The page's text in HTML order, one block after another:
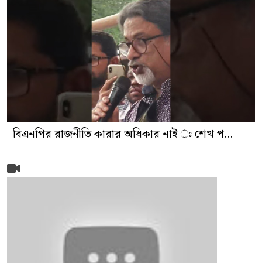
বিএনপির রাজনীতি কারার অধিকার নাই ঃ শেখ প...